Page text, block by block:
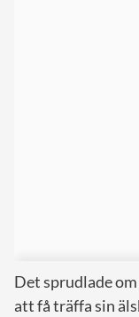
Det sprudlade
att få träffa sin